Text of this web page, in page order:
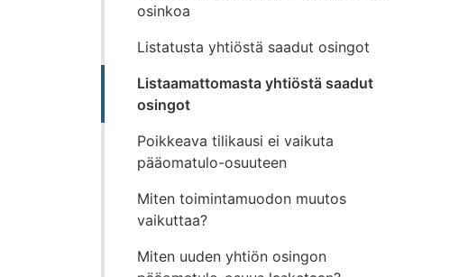
osinkoa
Listatusta yhtiöstä saadut osingot
Listaamattomasta yhtiöstä saadut
osingot
Poikkeava tilikausi ei vaikuta
pääomatulo-osuuteen
Miten toimintamuodon muutos
vaikuttaa?
Miten uuden yhtiön osingon